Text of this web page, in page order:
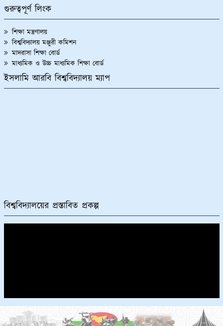
গুরুত্বপূর্ণ লিংক
শিক্ষা মন্ত্রণালয়
বিশ্ববিদ্যালয় মঞ্জুরী কমিশন
মাদরাসা শিক্ষা বোর্ড
মাধ্যমিক ও উচ্চ মাধ্যমিক শিক্ষা বোর্ড
ইসলামি আরবি বিশ্ববিদ্যালয় ম্যাপ
বিশ্ববিদ্যালয়ের প্রস্তাবিত প্রকল্প